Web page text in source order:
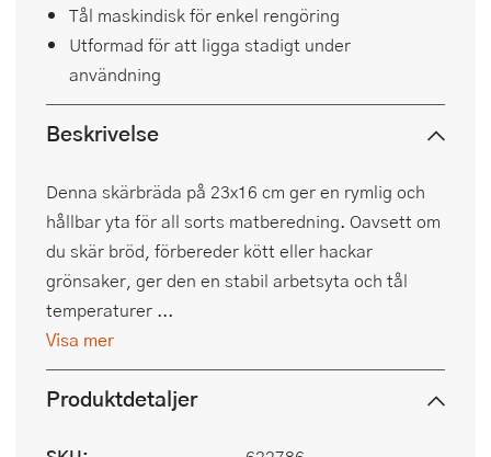
Tål maskindisk för enkel rengöring
Utformad för att ligga stadigt under
användning
Beskrivelse
Denna skärbräda på 23x16 cm ger en rymlig och
hållbar yta för all sorts matberedning. Oavsett om
du skär bröd, förbereder kött eller hackar
grönsaker, ger den en stabil arbetsyta och tål
temperaturer ...
Visa mer
Produktdetaljer